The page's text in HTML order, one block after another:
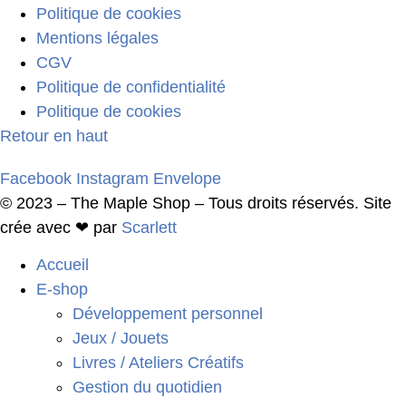
Politique de cookies
Mentions légales
CGV
Politique de confidentialité
Politique de cookies
Retour en haut
Facebook Instagram Envelope
© 2023 – The Maple Shop – Tous droits réservés. Site
crée avec ❤ par Scarlett
Accueil
E-shop
Développement personnel
Jeux / Jouets
Livres / Ateliers Créatifs
Gestion du quotidien